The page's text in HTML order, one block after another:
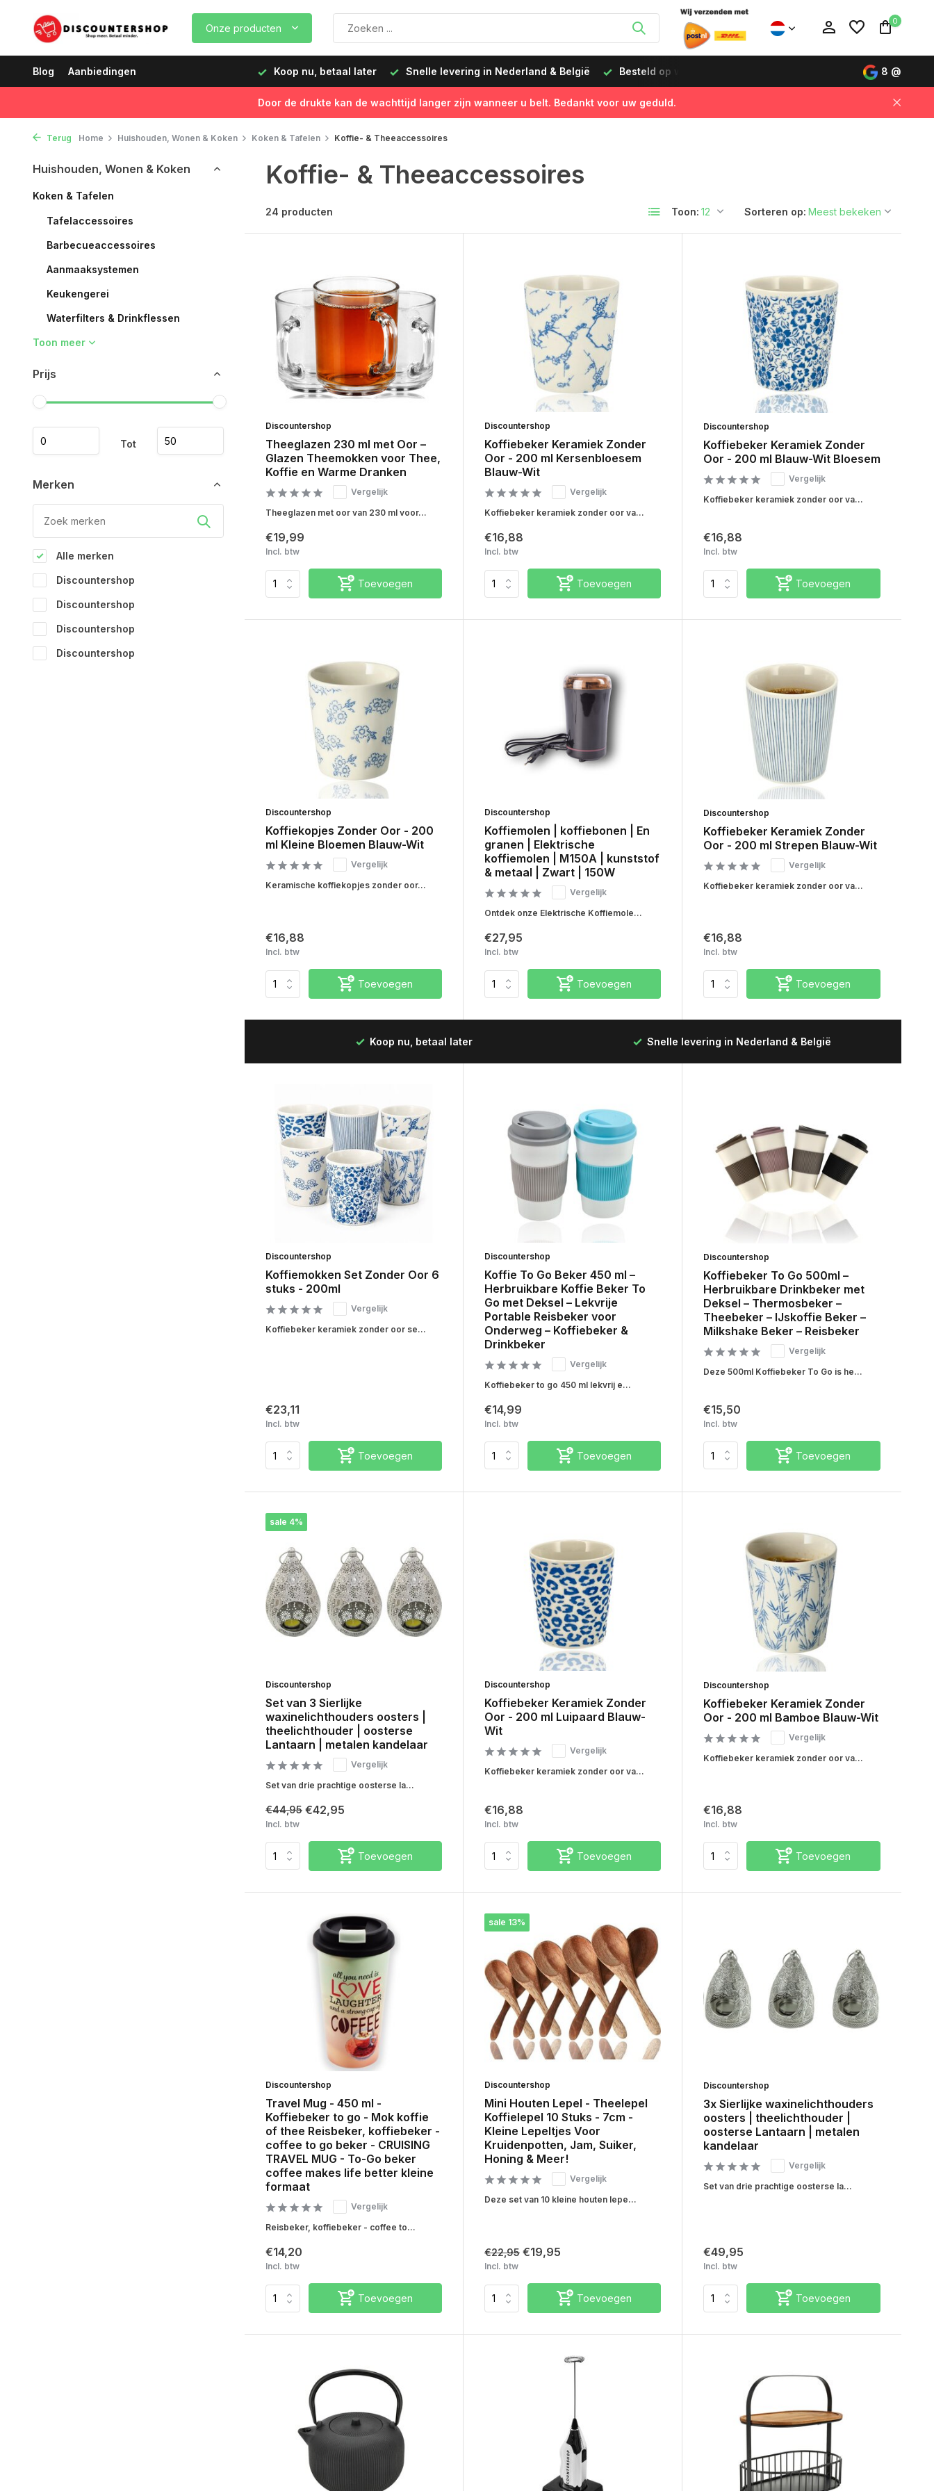
Onze producten
0
Blog Aanbiedingen
dag geleverd! Snelle levering in Nederland & België Besteld op werkdagen vóór 12:00 uur, de volgende dag geleverd! Koop nu, betaal
8 @
Door de drukte kan de wachttijd langer zijn wanneer u belt. Bedankt voor uw geduld.
Terug Home Huishouden, Wonen & Koken Koken & Tafelen Koffie- & Theeaccessoires
Huishouden, Wonen & Koken
Koken & Tafelen
Tafelaccessoires
Barbecueaccessoires
Aanmaaksystemen
Keukengerei
Waterfilters & Drinkflessen
Toon meer
Prijs
Tot
Merken
Alle merken
Discountershop
Discountershop
Discountershop
Discountershop
Koffie- & Theeaccessoires
24 producten Toon: Sorteren op:
Discountershop
Theeglazen 230 ml met Oor –
Glazen Theemokken voor Thee,
Koffie en Warme Dranken
Vergelijk
Theeglazen met oor van 230 ml voor...
€19,99
Incl. btw
Toevoegen
Discountershop
Koffiebeker Keramiek Zonder
Oor - 200 ml Kersenbloesem
Blauw-Wit
Vergelijk
Koffiebeker keramiek zonder oor va...
€16,88
Incl. btw
Toevoegen
Discountershop
Koffiebeker Keramiek Zonder
Oor - 200 ml Blauw-Wit Bloesem
Vergelijk
Koffiebeker keramiek zonder oor va...
€16,88
Incl. btw
Toevoegen
Discountershop
Koffiekopjes Zonder Oor - 200
ml Kleine Bloemen Blauw-Wit
Vergelijk
Keramische koffiekopjes zonder oor...
€16,88
Incl. btw
Toevoegen
Discountershop
Koffiemolen | koffiebonen | En
granen | Elektrische
koffiemolen | M150A | kunststof
& metaal | Zwart | 150W
Vergelijk
Ontdek onze Elektrische Koffiemole...
€27,95
Incl. btw
Toevoegen
Discountershop
Koffiebeker Keramiek Zonder
Oor - 200 ml Strepen Blauw-Wit
Vergelijk
Koffiebeker keramiek zonder oor va...
€16,88
Incl. btw
Toevoegen
Snelle levering in Nederland & België
geleverd!
Discountershop
Koffiemokken Set Zonder Oor 6
stuks - 200ml
Vergelijk
Koffiebeker keramiek zonder oor se...
€23,11
Incl. btw
Toevoegen
Discountershop
Koffie To Go Beker 450 ml –
Herbruikbare Koffie Beker To
Go met Deksel – Lekvrije
Portable Reisbeker voor
Onderweg – Koffiebeker &
Drinkbeker
Vergelijk
Koffiebeker to go 450 ml lekvrij e...
€14,99
Incl. btw
Toevoegen
Discountershop
Koffiebeker To Go 500ml –
Herbruikbare Drinkbeker met
Deksel – Thermosbeker –
Theebeker – IJskoffie Beker –
Milkshake Beker – Reisbeker
Vergelijk
Deze 500ml Koffiebeker To Go is he...
€15,50
Incl. btw
Toevoegen
sale 4%
Discountershop
Set van 3 Sierlijke
waxinelichthouders oosters |
theelichthouder | oosterse
Lantaarn | metalen kandelaar
Vergelijk
Set van drie prachtige oosterse la...
€44,95 €42,95
Incl. btw
Toevoegen
Discountershop
Koffiebeker Keramiek Zonder
Oor - 200 ml Luipaard Blauw-
Wit
Vergelijk
Koffiebeker keramiek zonder oor va...
€16,88
Incl. btw
Toevoegen
Discountershop
Koffiebeker Keramiek Zonder
Oor - 200 ml Bamboe Blauw-Wit
Vergelijk
Koffiebeker keramiek zonder oor va...
€16,88
Incl. btw
Toevoegen
Discountershop
Travel Mug - 450 ml -
Koffiebeker to go - Mok koffie
of thee Reisbeker, koffiebeker -
coffee to go beker - CRUISING
TRAVEL MUG - To-Go beker
coffee makes life better kleine
formaat
Vergelijk
Reisbeker, koffiebeker - coffee to...
€14,20
Incl. btw
Toevoegen
sale 13%
Discountershop
Mini Houten Lepel - Theelepel
Koffielepel 10 Stuks - 7cm -
Kleine Lepeltjes Voor
Kruidenpotten, Jam, Suiker,
Honing & Meer!
Vergelijk
Deze set van 10 kleine houten lepe...
€22,95 €19,95
Incl. btw
Toevoegen
Discountershop
3x Sierlijke waxinelichthouders
oosters | theelichthouder |
oosterse Lantaarn | metalen
kandelaar
Vergelijk
Set van drie prachtige oosterse la...
€49,95
Incl. btw
Toevoegen